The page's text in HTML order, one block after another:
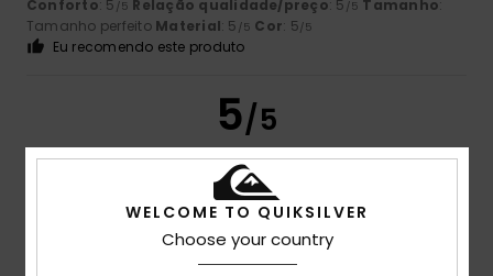
Conforto: 5 /5 Relação qualidade/preço: 5 /5 Tamanho:
Tamanho perfeito Material: 5 /5 Cor: 5/5
Eu recomendo este produto
5/5
16. Julho 2026
Compra verificada
Mostrar original - Francês
WELCOME TO QUIKSILVER
Choose your country